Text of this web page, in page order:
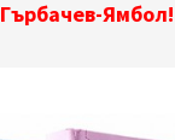
Гърбачев-Ямбол!